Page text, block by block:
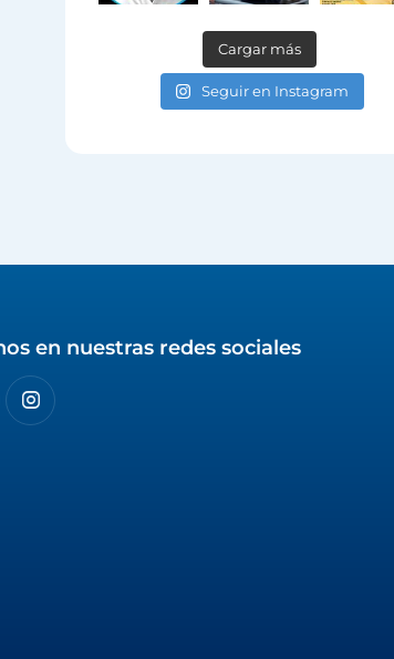
Cargar más
Seguir en Instagram
en nuestras redes sociales